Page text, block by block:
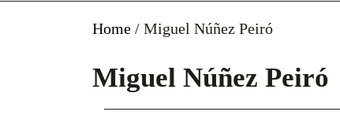
Home / Miguel Núñez Peiró
Miguel Núñez Peiró